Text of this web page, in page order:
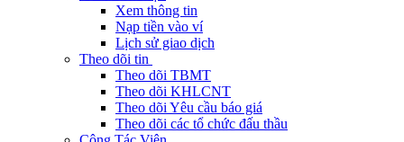
Xem thông tin
Nạp tiền vào ví
Lịch sử giao dịch
Theo dõi tin
Theo dõi TBMT
Theo dõi KHLCNT
Theo dõi Yêu cầu báo giá
Theo dõi các tổ chức đấu thầu